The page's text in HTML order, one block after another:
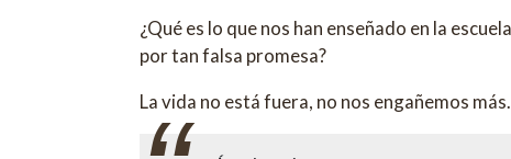
¿Qué es lo que nos han enseñado en la
por tan falsa promesa?
La vida no está fuera, no nos engañemos